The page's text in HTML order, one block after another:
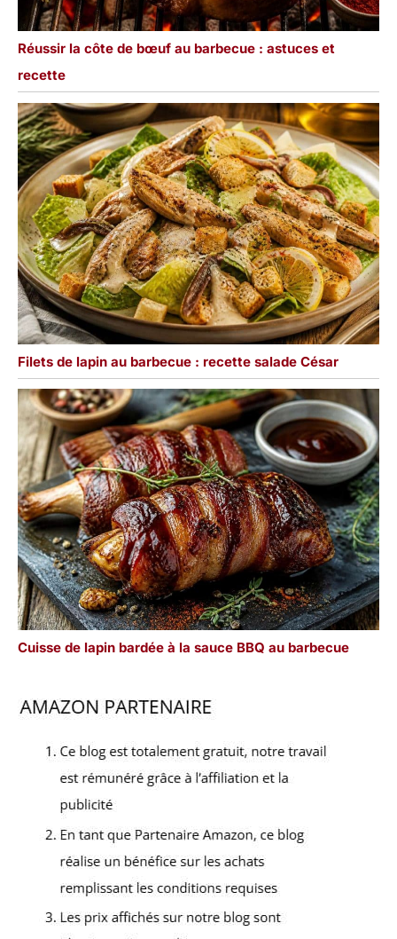
Réussir la côte de bœuf au barbecue : astuces et
recette
Filets de lapin au barbecue : recette salade César
Cuisse de lapin bardée à la sauce BBQ au barbecue